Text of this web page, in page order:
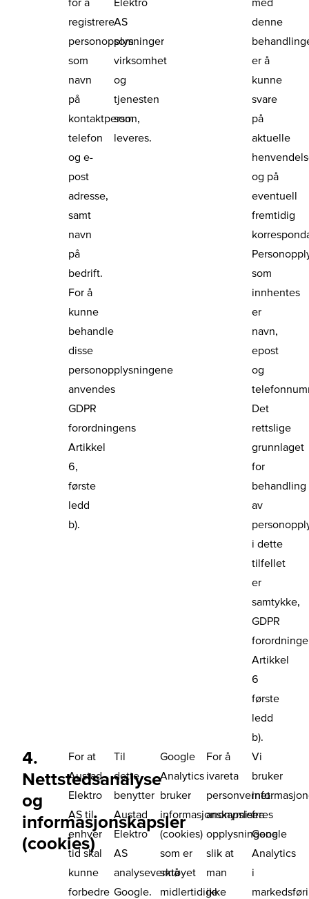
registrere
personopplysninger
som
navn
på
kontaktperson,
telefon
og e-
post
adresse,
samt
navn
på
bedrift.
For å
kunne
behandle
disse
personopplysningene
anvendes
GDPR
forordningens
Artikkel
6,
første
ledd
b).
AS
som
virksomhet
og
tjenesten
som
leveres.
denne
er å
kunne
svare
på
aktuelle
og på
eventuell
fremtidig
som
innhentes
er
navn,
epost
og
Det
rettslige
grunnlaget
for
behandling
av
i dette
tilfellet
er
samtykke,
GDPR
Artikkel
6
første
ledd
b).
4.
Nettstedsanalyse
og
informasjonskapsler
(cookies)
For at
Austad
Elektro
AS til
enhver
tid skal
kunne
forbedre
Til
dette
benytter
Austad
Elektro
AS
analyseverktøyet
Google.
Google
Analytics
bruker
informasjonskapsler
(cookies)
som er
små
midlertidige
For å
ivareta
personvernet
anonymiseres
opplysningene
slik at
man
ikke
Vi
bruker
fra
Google
Analytics
i